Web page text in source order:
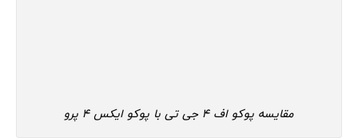
مقایسه پوکو اف 4 جی تی با پوکو ایکس 4 پرو